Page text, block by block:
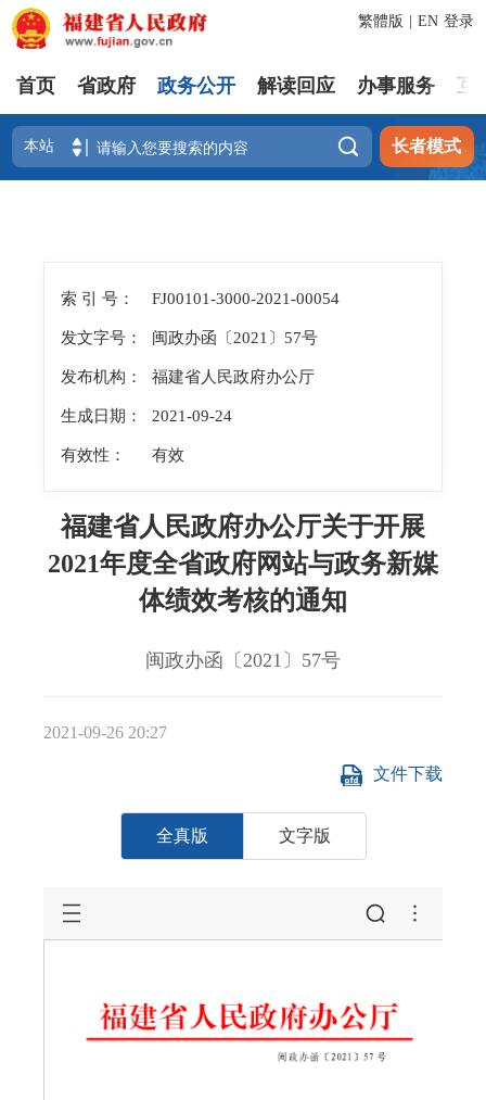
登录
繁體版 EN
首页 省政府 政务公开 解读回应 办事服务 互
 长者模式
索 引 号： FJ00101-3000-2021-00054
发文字号： 闽政办函〔2021〕57号
发布机构： 福建省人民政府办公厅
生成日期： 2021-09-24
有效性： 有效
福建省人民政府办公厅关于开展
2021年度全省政府网站与政务新媒
体绩效考核的通知
闽政办函〔2021〕57号
2021-09-26 20:27
全真版 文字版
文件下载